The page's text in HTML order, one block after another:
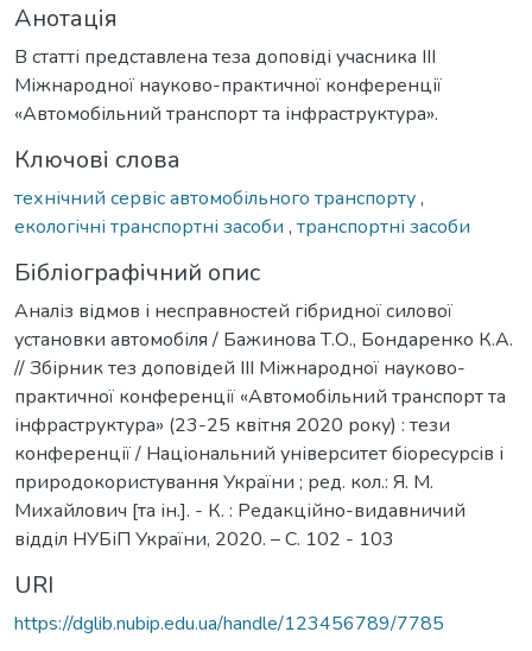
Анотація
В статті представлена теза доповіді учасника ІІІ
Міжнародної науково-практичної конференції
«Автомобільний транспорт та інфраструктура».
Ключові слова
технічний сервіс автомобільного транспорту,
екологічні транспортні засоби , транспортні засоби
Бібліографічний опис
Аналіз відмов і несправностей гібридної силової
установки автомобіля / Бажинова Т.О., Бондаренко К.А.
// Збірник тез доповідей ІІІ Міжнародної науково-
практичної конференції «Автомобільний транспорт та
інфраструктура» (23-25 квітня 2020 року) : тези
конференції / Національний університет біоресурсів і
природокористування України ; ред. кол.: Я. М.
Михайлович [та ін.]. - К. : Редакційно-видавничий
відділ НУБіП України, 2020. – С. 102 - 103
URI
https://dglib.nubip.edu.ua/handle/123456789/7785